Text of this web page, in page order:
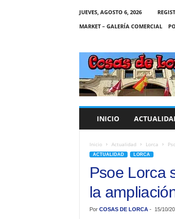
JUEVES, AGOSTO 6, 2026
MARKET – GALERÍA COMERCIAL
C
A
S
INICIO
Inicio Actualidad Lorca
ACTUALIDAD LORCA
Psoe Lorca
la
Por COSAS DE LORCA- 15/10/